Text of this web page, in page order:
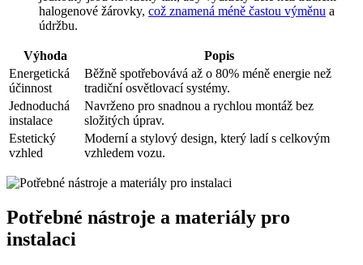
halogenové žárovky, což znamená méně častou výměnu a
údržbu.
Výhoda
Popis
Energetická
účinnost
Běžně spotřebovává až o 80% méně energie než
tradiční osvětlovací systémy.
Jednoduchá
instalace
Navrženo pro snadnou a rychlou montáž bez
složitých úprav.
Estetický
vzhled
Moderní a stylový design, který ladí s celkovým
vzhledem vozu.
Potřebné nástroje a materiály pro
instalaci